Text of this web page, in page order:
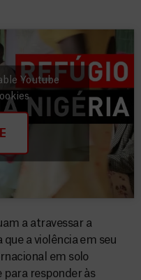
Youtube
a atravessar a
a violência em seu
em solo
para responder às